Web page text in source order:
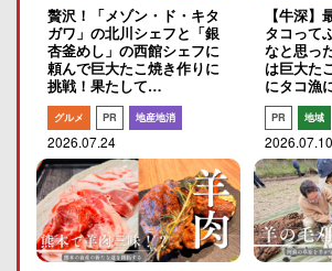
贅沢！「メゾン・ド・キタ
ガワ」の北川シェフと「銀
杏釜めし」の西館シェフに
頼んで巨大たこ焼き作りに
挑戦！果たして…
グルメ PR 地産地消
2026.07.24
【牛深
タコって
なと思っ
は巨大た
にタコ漁
PR 地域
2026.07.10